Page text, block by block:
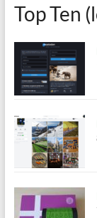
Top Ten